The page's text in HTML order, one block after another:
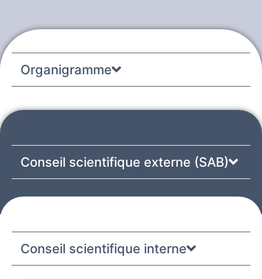
Organigramme
Conseil scientifique externe (SAB)
Conseil scientifique interne